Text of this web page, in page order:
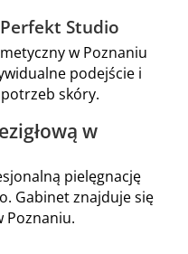
Studio
w Poznaniu
podejście i
skóry.
w
pielęgnację
Gabinet znajduje się
Poznaniu.